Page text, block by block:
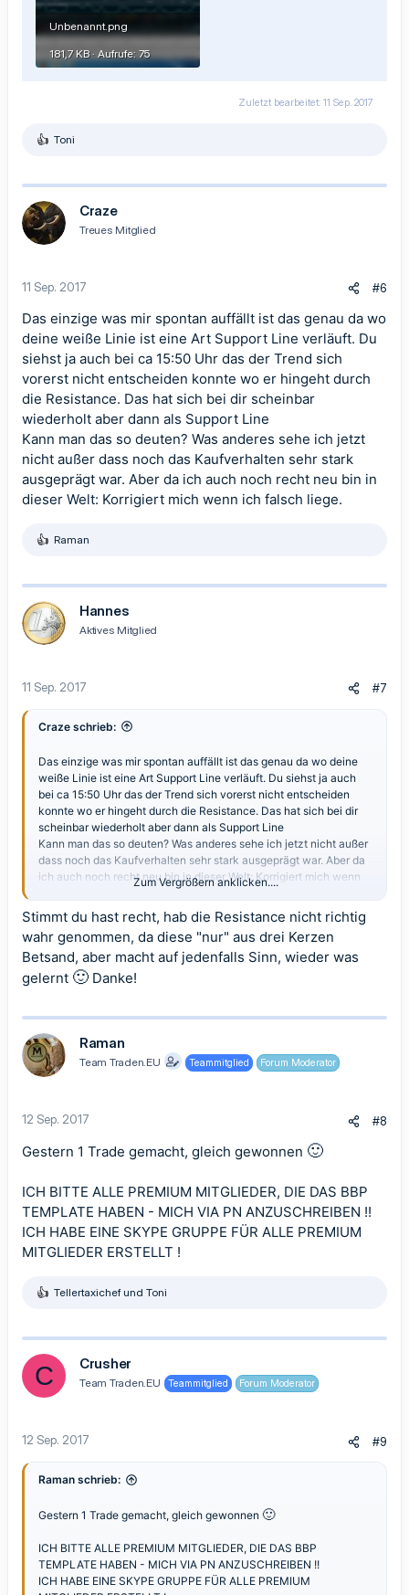
Unbenannt.png
181,7 KB · Aufrufe: 75
Zuletzt bearbeitet: 11 Sep. 2017
R
k
t
i
o
n
:
Toni
Craze
Treues Mitglied
11 Sep. 2017 #6
Das einzige was mir spontan auffällt ist das genau da wo
deine weiße Linie ist eine Art Support Line verläuft. Du
siehst ja auch bei ca 15:50 Uhr das der Trend sich
vorerst nicht entscheiden konnte wo er hingeht durch
die Resistance. Das hat sich bei dir scheinbar
wiederholt aber dann als Support Line
Kann man das so deuten? Was anderes sehe ich jetzt
nicht außer dass noch das Kaufverhalten sehr stark
ausgeprägt war. Aber da ich auch noch recht neu bin in
dieser Welt: Korrigiert mich wenn ich falsch liege.
R
k
t
i
o
n
:
Raman
Hannes
Aktives Mitglied
11 Sep. 2017 #7
Craze schrieb:
Das einzige was mir spontan auffällt ist das genau da wo deine
weiße Linie ist eine Art Support Line verläuft. Du siehst ja auch
bei ca 15:50 Uhr das der Trend sich vorerst nicht entscheiden
konnte wo er hingeht durch die Resistance. Das hat sich bei dir
scheinbar wiederholt aber dann als Support Line
Kann man das so deuten? Was anderes sehe ich jetzt nicht außer
dass noch das Kaufverhalten sehr stark ausgeprägt war. Aber da
ich auch noch recht neu bin in dieser Welt: Korrigiert mich wenn
Zum Vergrößern anklicken....
Stimmt du hast recht, hab die Resistance nicht richtig
wahr genommen, da diese "nur" aus drei Kerzen
Betsand, aber macht auf jedenfalls Sinn, wieder was
gelernt 🙂 Danke!
Raman
Team Traden.EU Teammitglied Forum Moderator
12 Sep. 2017 #8
Gestern 1 Trade gemacht, gleich gewonnen 🙂
ICH BITTE ALLE PREMIUM MITGLIEDER, DIE DAS BBP
TEMPLATE HABEN - MICH VIA PN ANZUSCHREIBEN !!
ICH HABE EINE SKYPE GRUPPE FÜR ALLE PREMIUM
MITGLIEDER ERSTELLT !
R
k
t
i
o
n
Tellertaxichefund Toni
C Crusher
Team Traden.EU Teammitglied Forum Moderator
12 Sep. 2017 #9
Raman schrieb:
Gestern 1 Trade gemacht, gleich gewonnen 🙂
ICH BITTE ALLE PREMIUM MITGLIEDER, DIE DAS BBP
TEMPLATE HABEN - MICH VIA PN ANZUSCHREIBEN !!
ICH HABE EINE SKYPE GRUPPE FÜR ALLE PREMIUM